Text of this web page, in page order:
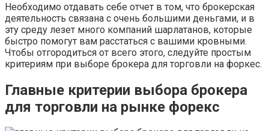
Необходимо отдавать себе отчет в том, что брокерская
деятельность связана с очень большими деньгами, и в
эту среду лезет много компаний шарлатанов, которые
быстро помогут вам расстаться с вашими кровными.
Чтобы отгородиться от всего этого, следуйте простым
критериям при выборе брокера для торговли на форкес.
Главные критерии выбора брокера
для торговли на рынке форекс